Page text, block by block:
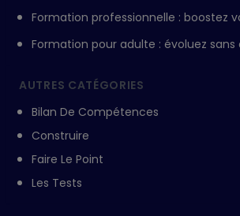
Formation professionnelle : boostez
Formation pour adulte : évoluez
AUTRES CATÉGORIES
Bilan De Compétences
Construire
Faire Le Point
Les Tests